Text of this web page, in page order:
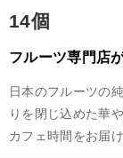
14個
フルーツ専門店
日本のフルーツの
りを閉じ込めた華
カフェ時間をお届け